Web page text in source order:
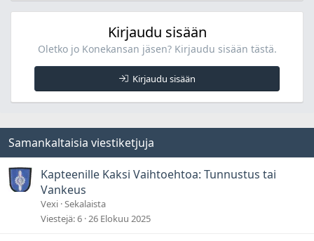
Kirjaudu sisään
Oletko jo Konekansan jäsen? Kirjaudu sisään tästä.
Kirjaudu sisään
Samankaltaisia viestiketjuja
Kapteenille Kaksi Vaihtoehtoa: Tunnustus tai
Vankeus
Vexi Sekalaista
Viestejä 6 26 Elokuu 2025